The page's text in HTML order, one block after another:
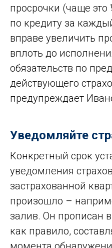
просрочки (чаще это
по кредиту за
вправе увеличить
вплоть до
обязательств по
действующего
предупреждает
Уведомляйте
Конкретный срок
уведомления
застрахованной
произошло –
залив. Он прописан
как правило,